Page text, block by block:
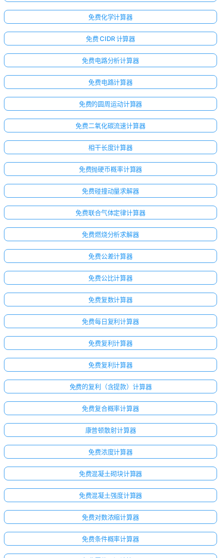
免费化学计算器
免费 CIDR 计算器
免费电路分析计算器
免费电路计算器
免费的圆周运动计算器
免费二氧化碳流速计算器
相干长度计算器
免费抛硬币概率计算器
免费碰撞动量求解器
免费联合气体定律计算器
免费燃烧分析求解器
免费公差计算器
免费公比计算器
免费复数计算器
免费每日复利计算器
免费复利计算器
免费复利计算器
免费的复利（含提款）计算器
免费复合概率计算器
康普顿散射计算器
免费浓度计算器
免费混凝土砌块计算器
免费混凝土强度计算器
免费对数浓缩计算器
免费条件概率计算器